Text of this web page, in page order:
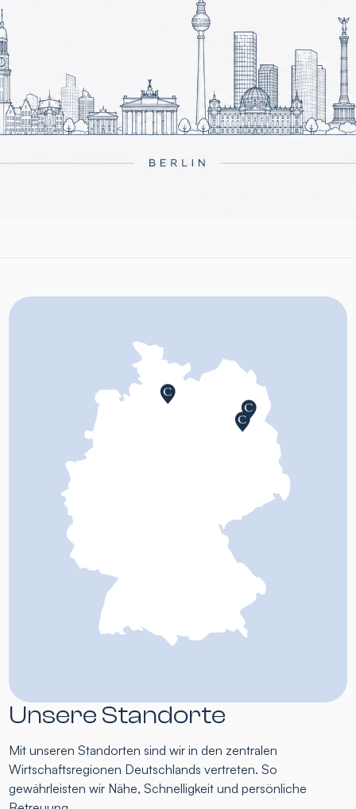
Unsere Standorte
Mit unseren Standorten sind wir in den zentralen
Wirtschaftsregionen Deutschlands vertreten. So
gewährleisten wir Nähe, Schnelligkeit und persönliche